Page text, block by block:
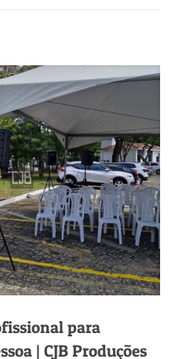
para
| CJB Produções